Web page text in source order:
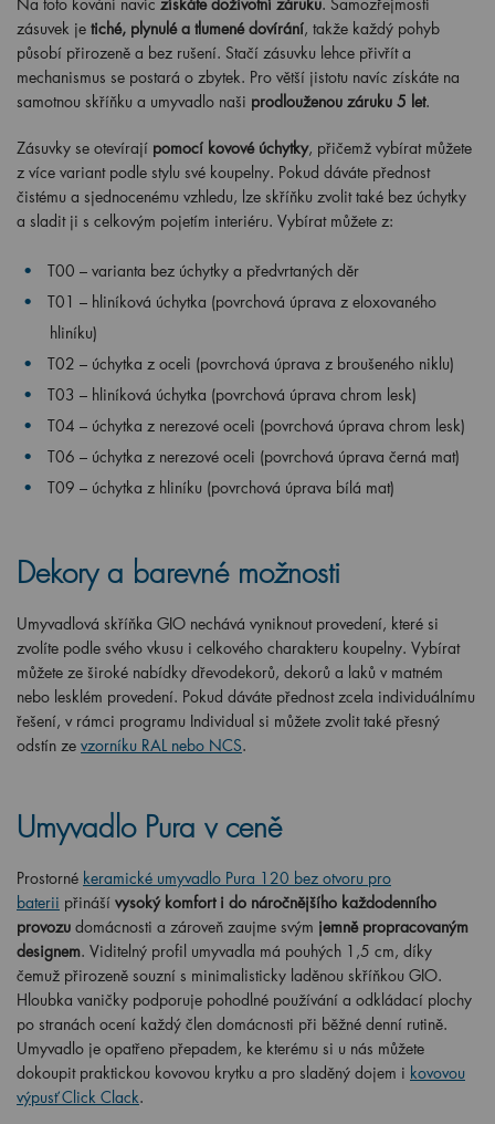
zásuvek je tiché, plynulé a tlumené dovírání, takže každý pohyb
působí přirozeně a bez rušení. Stačí zásuvku lehce přivřít a
mechanismus se postará o zbytek. Pro větší jistotu navíc získáte na
samotnou skříňku a umyvadlo naši prodlouženou záruku 5 let.
Zásuvky se otevírají pomocí kovové úchytky, přičemž vybírat můžete
z více variant podle stylu své koupelny. Pokud dáváte přednost
čistému a sjednocenému vzhledu, lze skříňku zvolit také bez úchytky
a sladit ji s celkovým pojetím interiéru. Vybírat můžete z:
T00 – varianta bez úchytky a předvrtaných děr
T01 – hliníková úchytka (povrchová úprava z eloxovaného
hliníku)
T02 – úchytka z oceli (povrchová úprava z broušeného niklu)
T03 – hliníková úchytka (povrchová úprava chrom lesk)
T04 – úchytka z nerezové oceli (povrchová úprava chrom lesk)
T06 – úchytka z nerezové oceli (povrchová úprava černá mat)
T09 – úchytka z hliníku (povrchová úprava bílá mat)
Dekory a barevné možnosti
Umyvadlová skříňka GIO nechává vyniknout provedení, které si
zvolíte podle svého vkusu i celkového charakteru koupelny. Vybírat
můžete ze široké nabídky dřevodekorů, dekorů a laků v matném
nebo lesklém provedení. Pokud dáváte přednost zcela individuálnímu
řešení, v rámci programu Individual si můžete zvolit také přesný
odstín ze vzorníku RAL nebo NCS.
Umyvadlo Pura v ceně
Prostorné keramické umyvadlo Pura 120 bez otvoru pro
baterii přináší vysoký komfort i do náročnějšího každodenního
provozu domácnosti a zároveň zaujme svým jemně propracovaným
designem. Viditelný profil umyvadla má pouhých 1,5 cm, díky
čemuž přirozeně souzní s minimalisticky laděnou skříňkou GIO.
Hloubka vaničky podporuje pohodlné používání a odkládací plochy
po stranách ocení každý člen domácnosti při běžné denní rutině.
Umyvadlo je opatřeno přepadem, ke kterému si u nás můžete
dokoupit praktickou kovovou krytku a pro sladěný dojem i kovovou
výpusť Click Clack.